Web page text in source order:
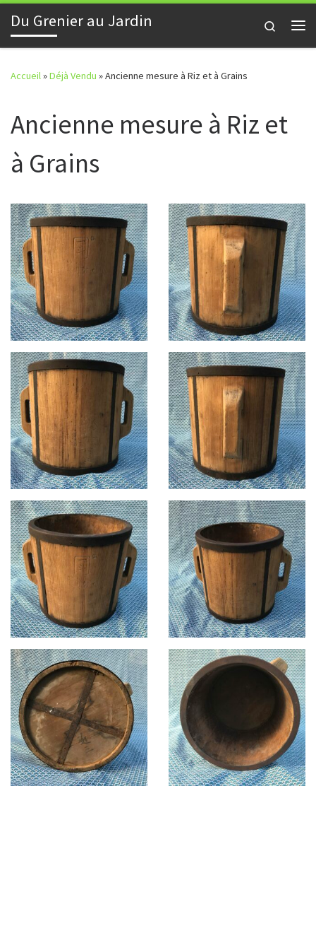
Skip to content
Du Grenier au Jardin
Search
Accueil»Déjà Vendu »Ancienne mesure à Riz et à Grains
Ancienne mesure à Riz et
à Grains